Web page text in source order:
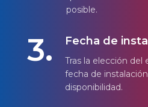
posible.
3. Fecha de
Tras la elección
fecha de
disponibilidad.